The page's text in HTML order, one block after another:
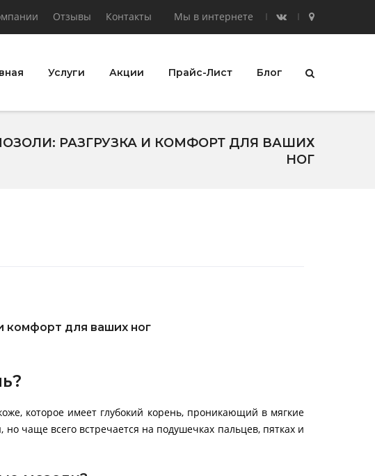
Отзывы Контакты Мы в интернете
Услуги Акции Прайс-Лист Блог
РАЗГРУЗКА И КОМФОРТ ДЛЯ ВАШИХ
НОГ
комфорт для ваших ног
которое имеет глубокий корень, проникающий в мягкие
чаще всего встречается на подушечках пальцев, пятках и